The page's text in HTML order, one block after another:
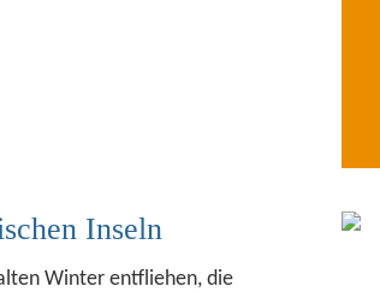
Inseln
Winter entfliehen, die